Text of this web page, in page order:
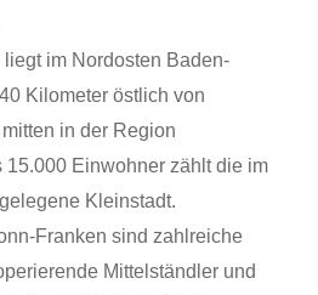
im Nordosten Baden-
Kilometer östlich von
in der Region
15.000 Einwohner zählt die im
Kleinstadt.
Franken sind zahlreiche
Mittelständler und